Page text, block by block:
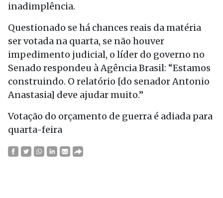
inadimplência.
Questionado se há chances reais da matéria
ser votada na quarta, se não houver
impedimento judicial, o líder do governo no
Senado respondeu à Agência Brasil: “Estamos
construindo. O relatório [do senador Antonio
Anastasia] deve ajudar muito.”
Votação do orçamento de guerra é adiada para
quarta-feira